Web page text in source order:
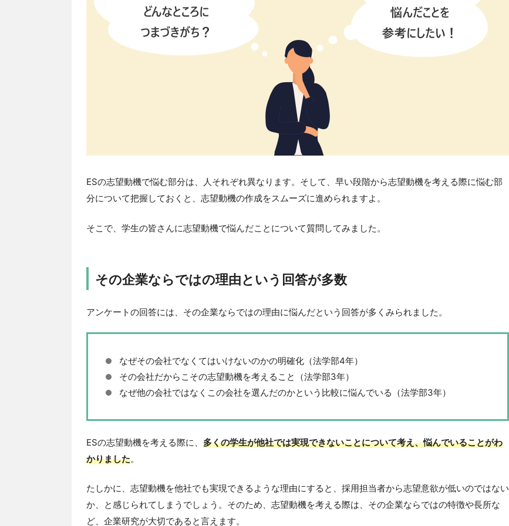
ESの志望動機で悩む部分は、人それぞれ異なります。そして、早い段階から志望動機を考える際に悩む部
分について把握しておくと、志望動機の作成をスムーズに進められますよ。
そこで、学生の皆さんに志望動機で悩んだことについて質問してみました。
その企業ならではの理由という回答が多数
アンケートの回答には、その企業ならではの理由に悩んだという回答が多くみられました。
なぜその会社でなくてはいけないのかの明確化（法学部4年）
その会社だからこその志望動機を考えること（法学部3年）
なぜ他の会社ではなくこの会社を選んだのかという比較に悩んでいる（法学部3年）
ESの志望動機を考える際に、 多くの学生が他社では実現できないことについて考え、悩んでいることがわ
かりました。
たしかに、志望動機を他社でも実現できるような理由にすると、採用担当者から志望意欲が低いのではない
か、と感じられてしまうでしょう。そのため、志望動機を考える際は、その企業ならではの特徴や長所な
ど、企業研究が大切であると言えます。